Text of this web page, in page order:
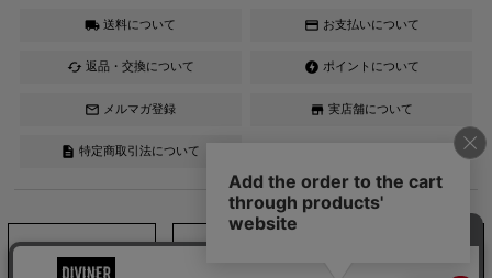
local_shipping 送料について credit_card お支払いについて
cached 返品・交換について offline_bolt ポイントについて
mail_outline メルマガ登録 store 実店舗について
description 特定商取引法について